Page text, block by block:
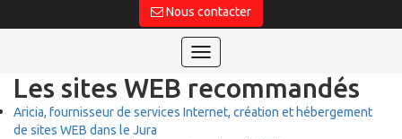
Nous contacter
Toggle
navigation
Les sites WEB recommandés
Aricia, fournisseur de services Internet, création et hébergement
de sites WEB dans le Jura